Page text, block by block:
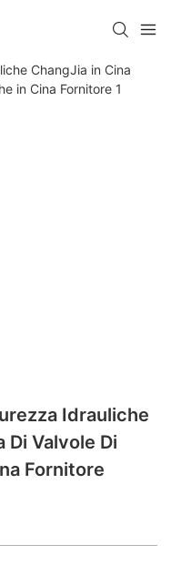
Idrauliche
Di Valvole Di
Fornitore